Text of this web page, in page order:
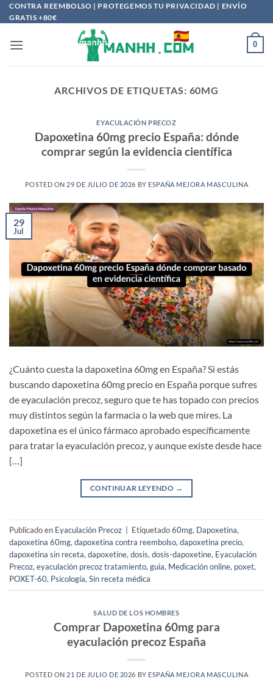
Saltar
al
CONTRA REEMBOLSO | PROTEGEMOS TU PRIVACIDAD | ENVÍO
GRATIS +80€
0
ARCHIVOS DE ETIQUETAS: 60MG
EYACULACIÓN PRECOZ
Dapoxetina 60mg precio España: dónde
comprar según la evidencia científica
POSTED ON 29 DE JULIO DE 2026 BY ESPAÑA MEJORA MASCULINA
29
Jul
¿Cuánto cuesta la dapoxetina 60mg en España? Si estás
buscando dapoxetina 60mg precio en España porque sufres
de eyaculación precoz, seguro que te has topado con precios
muy distintos según la farmacia o la web que mires. La
dapoxetina es el único fármaco aprobado específicamente
para tratar la eyaculación precoz, y aunque existe desde hace
[…]
CONTINUAR LEYENDO →
Publicado en Eyaculación Precoz Etiquetado60mg, Dapoxetina,
dapoxetina 60mg,dapoxetina contra reembolso,dapoxetina precio,
dapoxetina sin receta,dapoxetine,dosis,dosis-dapoxetine, Eyaculación
Precoz,eyaculación precoz tratamiento,guia, Medicación online, poxet,
POXET-60, Psicología,Sin receta médica
SALUD DE LOS HOMBRES
Comprar Dapoxetina 60mg para
eyaculación precoz España
POSTED ON 21 DE JULIO DE 2026 BY ESPAÑA MEJORA MASCULINA